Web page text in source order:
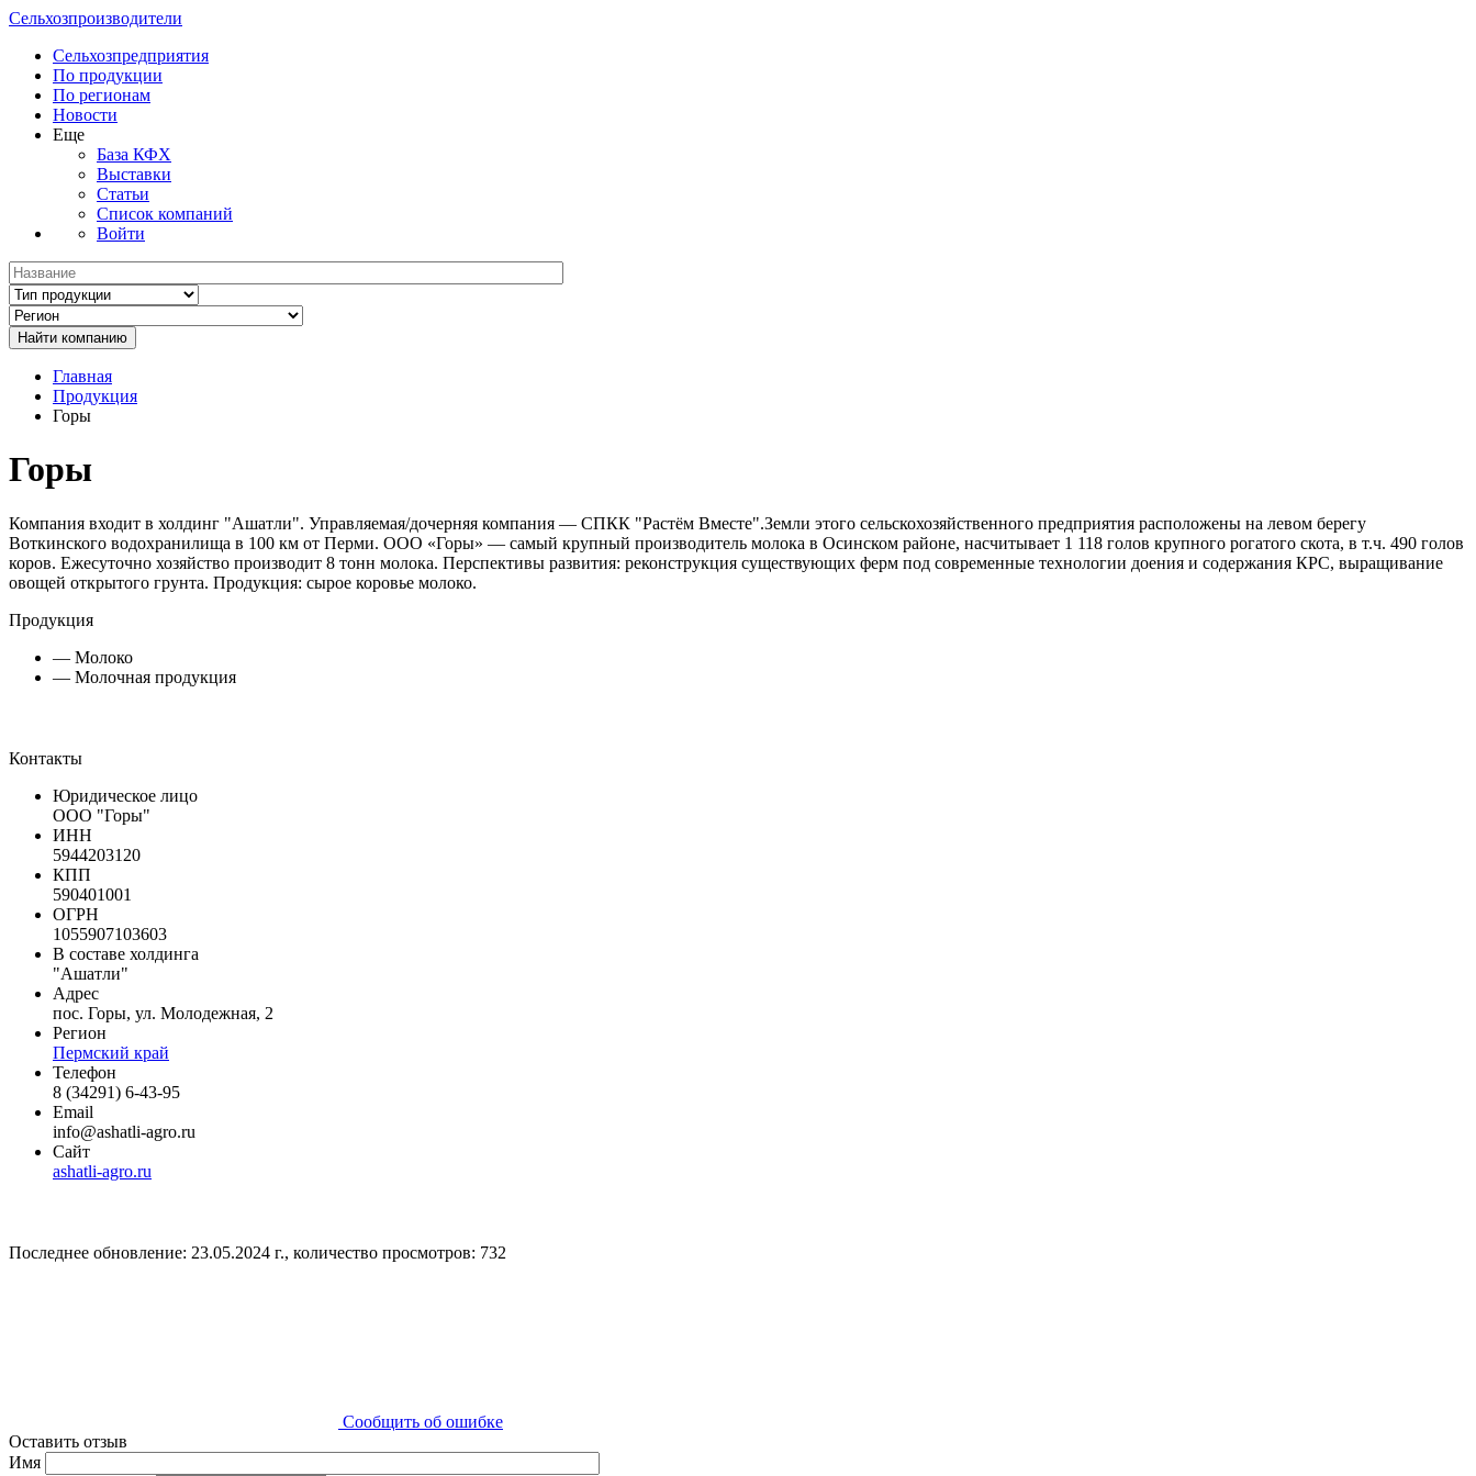
Сельхозпроизводители
Сельхозпредприятия
По продукции
По регионам
Новости
Еще
База КФХ
Выставки
Статьи
Список компаний
Войти
Главная
Продукция
Горы
Горы
Компания входит в холдинг "Ашатли". Управляемая/дочерняя компания — СПКК "Растём Вместе".Земли этого сельскохозяйственного предприятия расположены на левом берегу
Воткинского водохранилища в 100 км от Перми. ООО «Горы» — самый крупный производитель молока в Осинском районе, насчитывает 1 118 голов крупного рогатого скота, в т.ч. 490 голов
коров. Ежесуточно хозяйство производит 8 тонн молока. Перспективы развития: реконструкция существующих ферм под современные технологии доения и содержания КРС, выращивание
овощей открытого грунта. Продукция: сырое коровье молоко.
Продукция
— Молоко
— Молочная продукция
Контакты
Юридическое лицо
ООО "Горы"
ИНН
5944203120
КПП
590401001
ОГРН
1055907103603
В составе холдинга
"Ашатли"
Адрес
пос. Горы, ул. Молодежная, 2
Регион
Пермский край
Телефон
8 (34291) 6-43-95
Email
info@ashatli-agro.ru
Сайт
ashatli-agro.ru
Последнее обновление: 23.05.2024 г., количество просмотров: 732
Сообщить об ошибке
Оставить отзыв
Имя